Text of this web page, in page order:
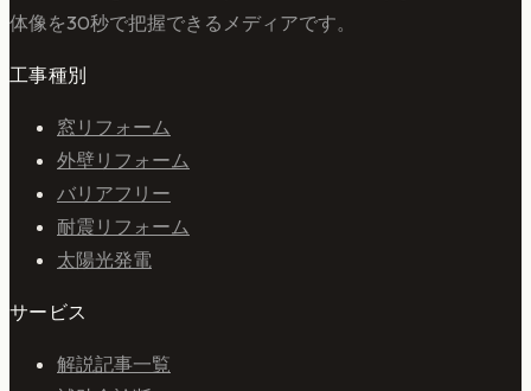
体像を30秒で把握できるメディアです。
工事種別
窓リフォーム
外壁リフォーム
バリアフリー
耐震リフォーム
太陽光発電
サービス
解説記事一覧